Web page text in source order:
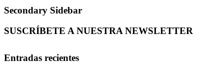
Secondary Sidebar
SUSCRÍBETE A NUESTRA NEWSLETTER
Entradas recientes